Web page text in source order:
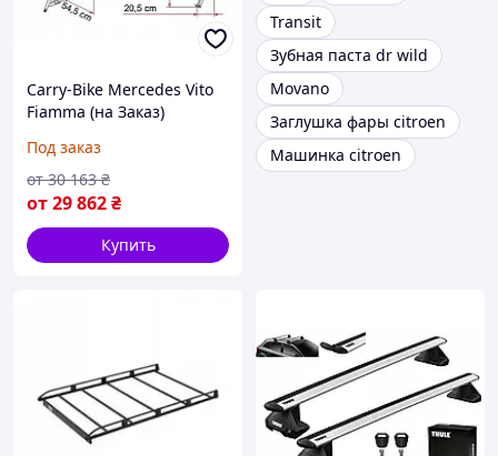
Carry-Bike Mercedes Vito
Fiamma (на Заказ)
Под заказ
от29 862₴
от 30 163 ₴
Купить
Transit
Зубная паста dr wild
Movano
Заглушка фары citroen
Машинка citroen